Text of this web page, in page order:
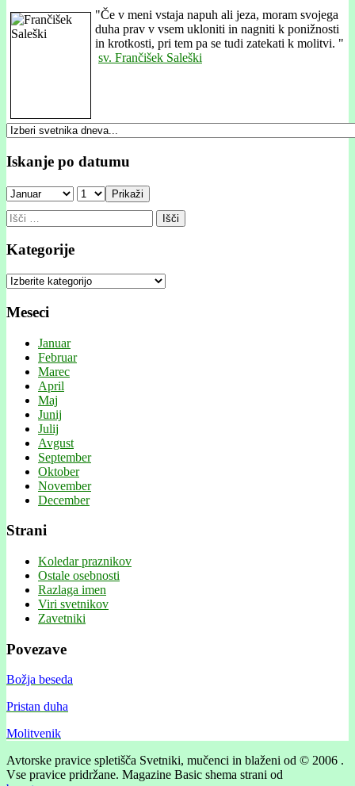
"Če v meni vstaja napuh ali jeza, moram svojega
duha prav v vsem ukloniti in nagniti k ponižnosti
in krotkosti, pri tem pa se tudi zatekati k molitvi. "
sv. Frančišek Saleški
Iskanje po datumu
Prikaži
Išči:
Kategorije
Kategorije
Meseci
Januar
Februar
Marec
April
Maj
Junij
Julij
Avgust
September
Oktober
November
December
Strani
Koledar praznikov
Ostale osebnosti
Razlaga imen
Viri svetnikov
Zavetniki
Povezave
Božja beseda
Pristan duha
Molitvenik
Avtorske pravice spletišča Svetniki, mučenci in blaženi od © 2006 .
Vse pravice pridržane. Magazine Basic shema strani od